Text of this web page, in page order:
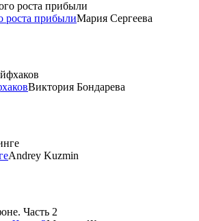
роста прибылиМария Сергеева
Виктория Бондарева
Andrey Kuzmin